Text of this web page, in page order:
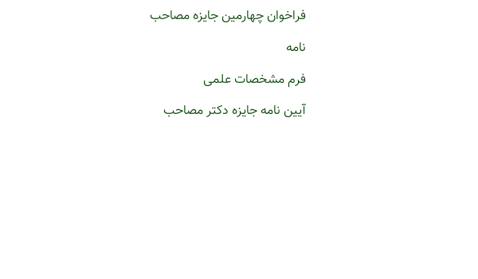
فراخوان چهارمین جایزه مصاحب
نامه
فرم مشخصات علمی
آیین نامه جایزه دکتر مصاحب